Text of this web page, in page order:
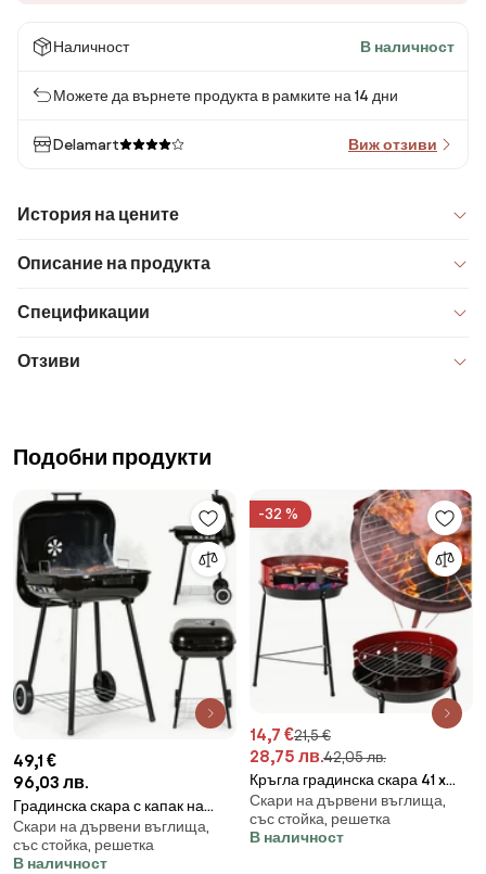
Наличност В наличност
Можете да върнете продукта в рамките на 14 дни
Delamart Виж отзиви
История на цените
Описание на продукта
Спецификации
Отзиви
Подобни продукти
49,1 €
96,03 лв.
Градинска скара с капак на
панти
Скари на дървени въглища,
със стойка, решетка
В наличност
-32 %
14,7 €21,5 €
28,75 лв.42,05 лв.
Кръгла градинска скара 41 x
33,5 x 46,5 cm - червена
Скари на дървени въглища,
със стойка, решетка
В наличност